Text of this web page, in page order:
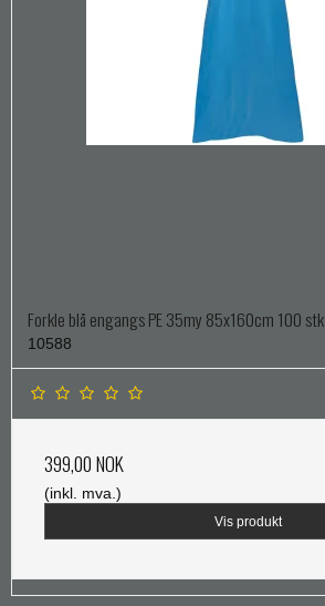
Forkle blå engangs PE 35my 85x160cm 100 stk
10588
399,00 NOK
(inkl. mva.)
Vis produkt